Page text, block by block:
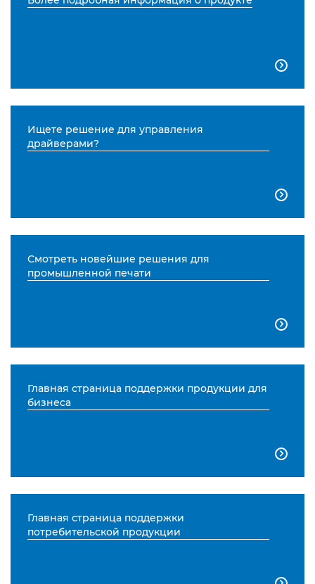

Ищете решение для управления
драйверами?

Смотреть новейшие решения для
промышленной печати

Главная страница поддержки продукции для
бизнеса

Главная страница поддержки
потребительской продукции